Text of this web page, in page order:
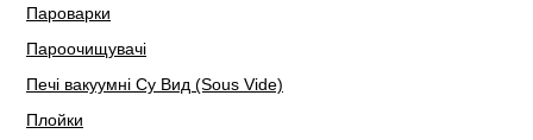
Пароварки
Пароочищувачі
Печі вакуумні Су Вид (Sous Vide)
Плойки